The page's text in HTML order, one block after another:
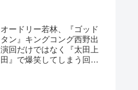
オードリー若林、『ゴッド
タン』キングコング西野出
演回だけではなく『太田上
田』で爆笑してしまう回が